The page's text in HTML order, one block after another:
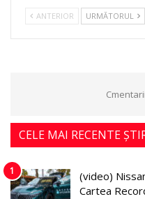
ANTERIOR URMĂTORUL
CELE MAI RECENTE
1
(video)
Cartea